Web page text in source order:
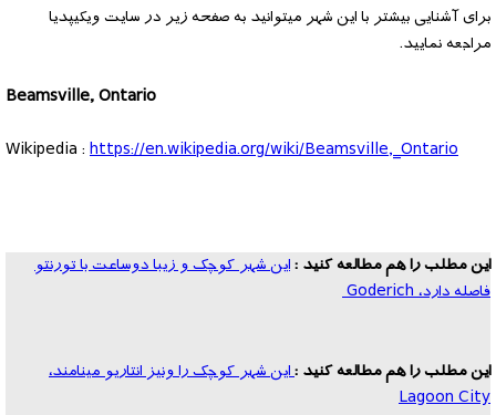
برای آشنایی بیشتر با این شهر میتوانید به صفحه زیر در سایت ویکیپدیا
مراجعه نمایید.
Beamsville, Ontario
Wikipedia :https://en.wikipedia.org/wiki/Beamsville,_Ontario
این مطلب را هم مطالعه کنید :این شهر کوچک و زیبا دوساعت با تورنتو
فاصله دارد، Goderich
این مطلب را هم مطالعه کنید :این شهر کوچک را ونیز انتاریو مینامند،
Lagoon City